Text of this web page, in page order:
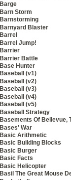
Barge
Barn Storm
Barnstorming
Barnyard Blaster
Barrel
Barrel Jump!
Barrier
Barrier Battle
Base Hunter
Baseball (v1)
Baseball (v2)
Baseball (v3)
Baseball (v4)
Baseball (v5)
Baseball Strategy
Basements Of Bellevue,
Bases' War
Basic Arithmetic
Basic Building Blocks
Basic Burger
Basic Facts
Basic Helicopter
Basil The Great Mouse